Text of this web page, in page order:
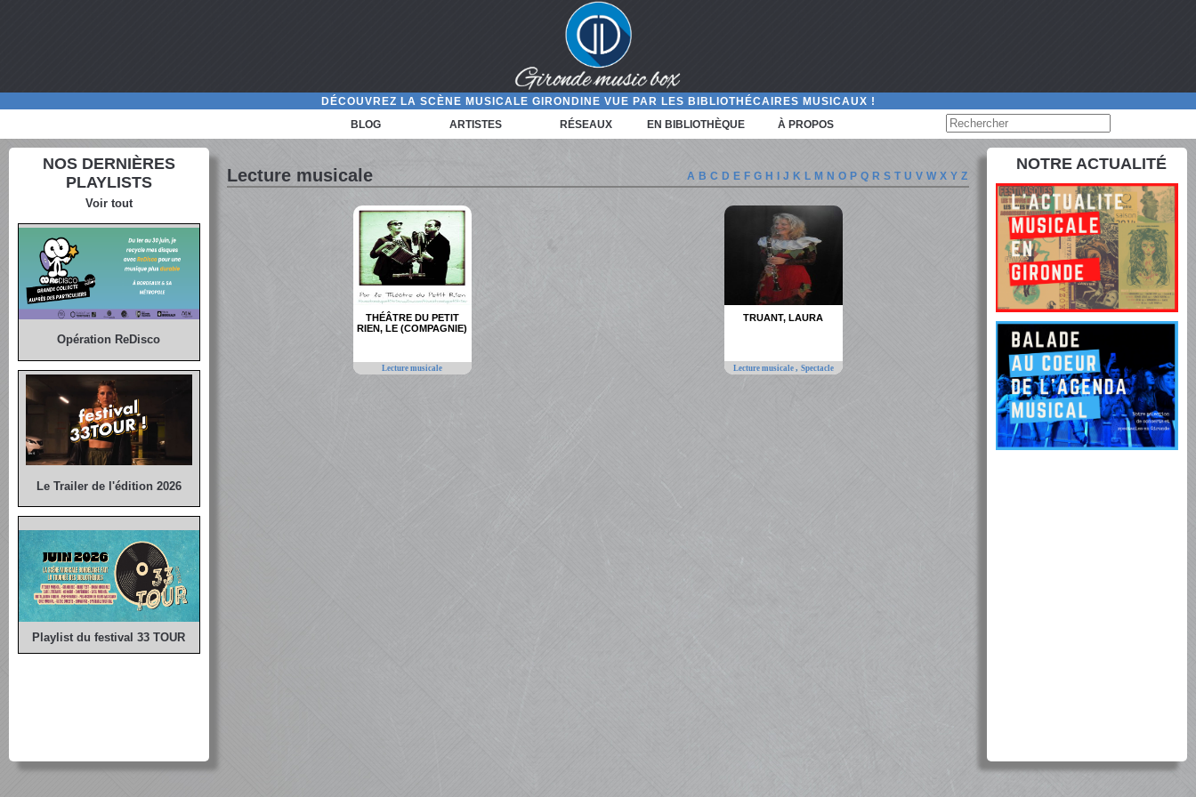
DÉCOUVREZ LA SCÈNE MUSICALE GIRONDINE VUE PAR LES BIBLIOTHÉCAIRES MUSICAUX !
BLOG
ARTISTES RÉSEAUX EN BIBLIOTHÈQUE À PROPOS
NOS DERNIÈRES
PLAYLISTS
Voir tout
Opération ReDisco
Le Trailer de l'édition 2026
Playlist du festival 33 TOUR
Lecture musicale A B C D E F G H I J K L M N O P Q R S T U V W X Y Z
THÉÂTRE DU PETIT
RIEN, LE (COMPAGNIE)
Lecture musicale
TRUANT, LAURA
Lecture musicale , Spectacle
NOTRE ACTUALITÉ